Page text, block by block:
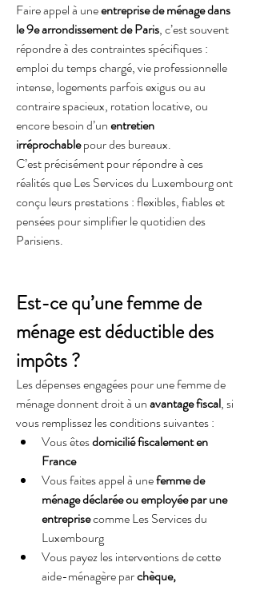
Faire appel à une entreprise de ménage dans
le 9e arrondissement de Paris, c’est souvent
répondre à des contraintes spécifiques :
emploi du temps chargé, vie professionnelle
intense, logements parfois exigus ou au
contraire spacieux, rotation locative, ou
encore besoin d’un entretien
irréprochable pour des bureaux.
C’est précisément pour répondre à ces
réalités que Les Services du Luxembourg ont
conçu leurs prestations : flexibles, fiables et
pensées pour simplifier le quotidien des
Parisiens.
Est-ce qu’une femme de
ménage est déductible des
impôts ?
Les dépenses engagées pour une femme de
ménage donnent droit à un avantage fiscal, si
vous remplissez les conditions suivantes :
Vous êtes domicilié fiscalement en
France
Vous faites appel à une femme de
ménage déclarée ou employée par une
entreprise comme Les Services du
Luxembourg
Vous payez les interventions de cette
aide-ménagère par chèque,